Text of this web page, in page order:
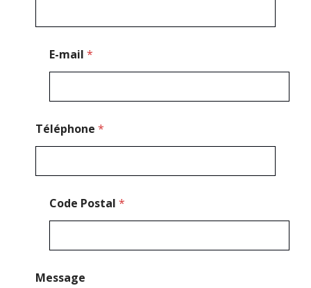
E-mail *
Téléphone *
Code Postal *
Message